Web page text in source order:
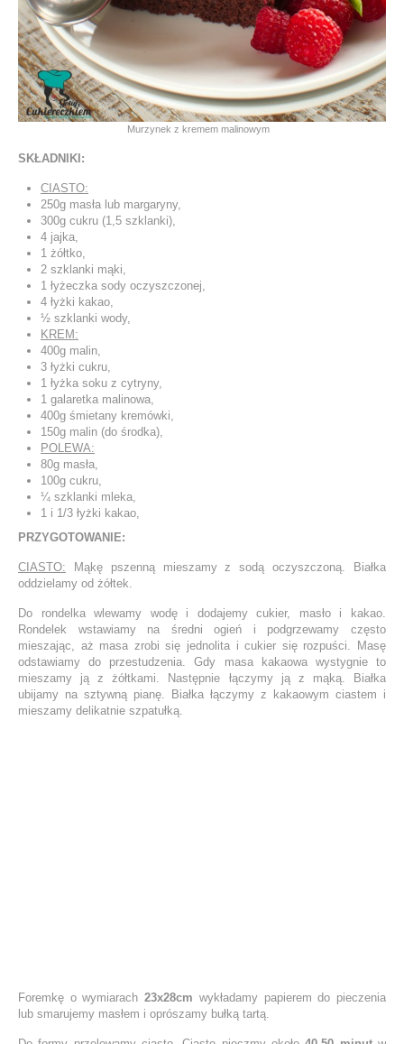
Murzynek z kremem malinowym
SKŁADNIKI:
CIASTO:
250g masła lub margaryny,
300g cukru (1,5 szklanki),
4 jajka,
1 żółtko,
2 szklanki mąki,
1 łyżeczka sody oczyszczonej,
4 łyżki kakao,
½ szklanki wody,
KREM:
400g malin,
3 łyżki cukru,
1 łyżka soku z cytryny,
1 galaretka malinowa,
400g śmietany kremówki,
150g malin (do środka),
POLEWA:
80g masła,
100g cukru,
¼ szklanki mleka,
1 i 1/3 łyżki kakao,
PRZYGOTOWANIE:
CIASTO: Mąkę pszenną mieszamy z sodą oczyszczoną. Białka
oddzielamy od żółtek.
Do rondelka wlewamy wodę i dodajemy cukier, masło i kakao.
Rondelek wstawiamy na średni ogień i podgrzewamy często
mieszając, aż masa zrobi się jednolita i cukier się rozpuści. Masę
odstawiamy do przestudzenia. Gdy masa kakaowa wystygnie to
mieszamy ją z żółtkami. Następnie łączymy ją z mąką. Białka
ubijamy na sztywną pianę. Białka łączymy z kakaowym ciastem i
mieszamy delikatnie szpatułką.
Foremkę o wymiarach23x28cm wykładamy papierem do pieczenia
lub smarujemy masłem i oprószamy bułką tartą.